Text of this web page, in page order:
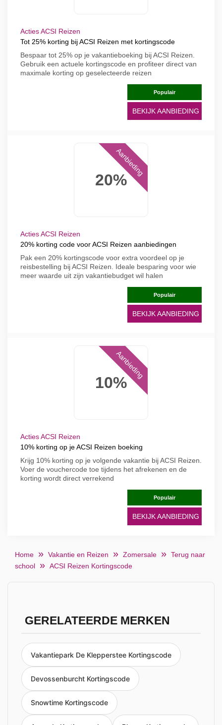
Acties ACSI Reizen
Tot 25% korting bij ACSI Reizen met kortingscode
Bespaar tot 25% op je vakantieboeking bij ACSI Reizen.
Gebruik een actuele kortingscode en profiteer direct van
maximale korting op geselecteerde reizen
Populair
BEKIJK AANBIEDING
20%
Aanbieding
Acties ACSI Reizen
20% korting code voor ACSI Reizen aanbiedingen
Pak een 20% kortingscode voor extra voordeel op je
reisbestelling bij ACSI Reizen. Ideale besparing voor wie
meer waarde uit zijn vakantiebudget wil halen
Populair
BEKIJK AANBIEDING
10%
Aanbieding
Acties ACSI Reizen
10% korting op je ACSI Reizen boeking
Krijg 10% korting op je volgende vakantie bij ACSI Reizen.
Voer de vouchercode toe tijdens het afrekenen en de
korting wordt direct verrekend
Populair
BEKIJK AANBIEDING
Home Vakantie en Reizen Zomersale
Terug naar
school
ACSI Reizen Kortingscode
GERELATEERDE MERKEN
Vakantiepark De Klepperstee Kortingscode
Devossenburcht Kortingscode
Snowtime Kortingscode